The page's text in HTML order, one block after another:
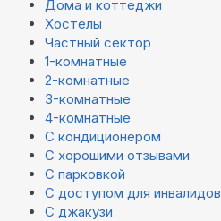
Дома и коттеджи
Хостелы
Частный сектор
1-комнатные
2-комнатные
3-комнатные
4-комнатные
С кондиционером
С хорошими отзывами
С парковкой
С доступом для инвалидов
С джакузи